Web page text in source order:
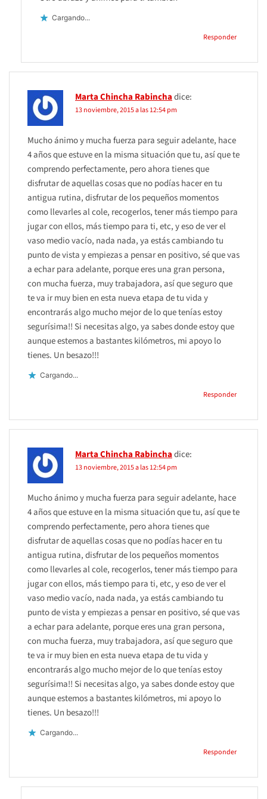
Cargando...
Responder
Marta Chincha Rabinchadice:
13 noviembre, 2015 a las 12:54 pm
Mucho ánimo y mucha fuerza para seguir adelante, hace
4 años que estuve en la misma situación que tu, así que te
comprendo perfectamente, pero ahora tienes que
disfrutar de aquellas cosas que no podías hacer en tu
antigua rutina, disfrutar de los pequeños momentos
como llevarles al cole, recogerlos, tener más tiempo para
jugar con ellos, más tiempo para ti, etc, y eso de ver el
vaso medio vacío, nada nada, ya estás cambiando tu
punto de vista y empiezas a pensar en positivo, sé que vas
a echar para adelante, porque eres una gran persona,
con mucha fuerza, muy trabajadora, así que seguro que
te va ir muy bien en esta nueva etapa de tu vida y
encontrarás algo mucho mejor de lo que tenías estoy
segurísima!! Si necesitas algo, ya sabes donde estoy que
aunque estemos a bastantes kilómetros, mi apoyo lo
tienes. Un besazo!!!
Cargando...
Responder
Marta Chincha Rabinchadice:
13 noviembre, 2015 a las 12:54 pm
Mucho ánimo y mucha fuerza para seguir adelante, hace
4 años que estuve en la misma situación que tu, así que te
comprendo perfectamente, pero ahora tienes que
disfrutar de aquellas cosas que no podías hacer en tu
antigua rutina, disfrutar de los pequeños momentos
como llevarles al cole, recogerlos, tener más tiempo para
jugar con ellos, más tiempo para ti, etc, y eso de ver el
vaso medio vacío, nada nada, ya estás cambiando tu
punto de vista y empiezas a pensar en positivo, sé que vas
a echar para adelante, porque eres una gran persona,
con mucha fuerza, muy trabajadora, así que seguro que
te va ir muy bien en esta nueva etapa de tu vida y
encontrarás algo mucho mejor de lo que tenías estoy
segurísima!! Si necesitas algo, ya sabes donde estoy que
aunque estemos a bastantes kilómetros, mi apoyo lo
tienes. Un besazo!!!
Cargando...
Responder